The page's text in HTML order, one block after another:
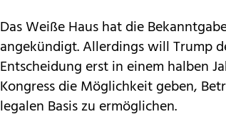
Das Weiße Haus hat die
angekündigt. Allerdings will Trump
Entscheidung erst in einem halben
Kongress die Möglichkeit geben,
legalen Basis zu ermöglichen.